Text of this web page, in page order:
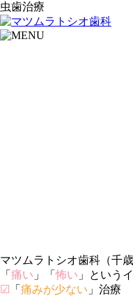
虫歯治療
マツムラトシオ歯科（千
「 痛い 」「怖い 」という
☑ 「 痛みが少ない 」治療